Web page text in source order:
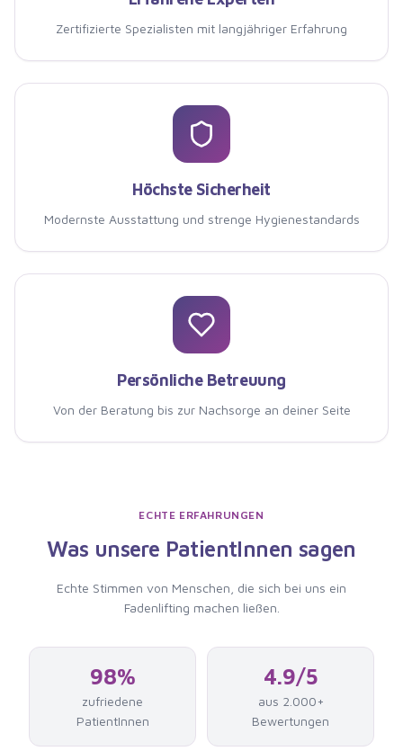
Zertifizierte Spezialisten mit langjähriger Erfahrung
Höchste Sicherheit
Modernste Ausstattung und strenge Hygienestandards
Persönliche Betreuung
Von der Beratung bis zur Nachsorge an deiner Seite
ECHTE ERFAHRUNGEN
Was unsere PatientInnen sagen
Echte Stimmen von Menschen, die sich bei uns ein
Fadenlifting machen ließen
98%
zufriedene
PatientInnen
4.9/5
aus 2.000+
Bewertungen